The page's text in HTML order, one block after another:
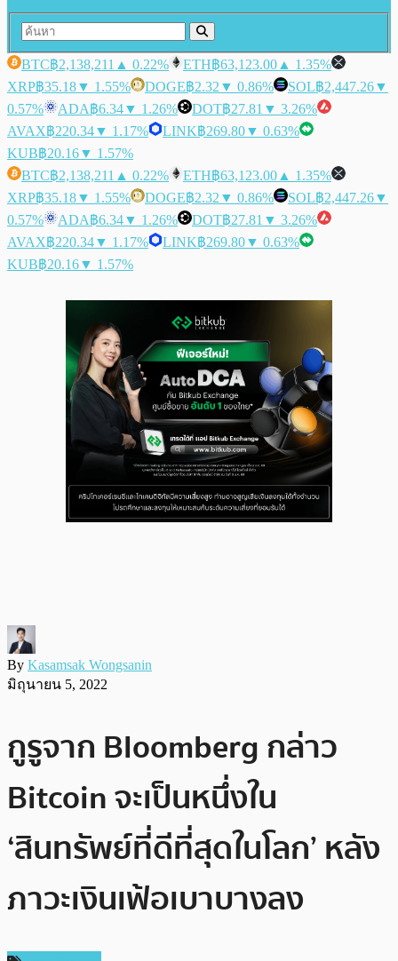
BTC฿2,138,211 ▲ 0.22% ETH฿63,123.00 ▲ 1.35%
XRP฿35.18▼ 1.55% DOGE฿2.32 ▼ 0.86% SOL฿2,447.26▼
0.57%
ADA฿6.34▼ 1.26% DOT฿27.81 ▼ 3.26%
AVAX฿220.34▼ 1.17% LINK฿269.80▼ 0.63%
KUB฿20.16▼ 1.57%
BTC฿2,138,211 ▲ 0.22% ETH฿63,123.00 ▲ 1.35%
XRP฿35.18▼ 1.55% DOGE฿2.32 ▼ 0.86% SOL฿2,447.26▼
0.57%
ADA฿6.34▼ 1.26% DOT฿27.81 ▼ 3.26%
AVAX฿220.34▼ 1.17% LINK฿269.80▼ 0.63%
KUB฿20.16▼ 1.57%
By Kasamsak Wongsanin
มิถุนายน 5, 2022
กูรูจาก Bloomberg กล่าว
Bitcoin จะเป็นหนึ่งใน
‘สินทรัพย์ที่ดีที่สุดในโลก’ หลัง
ภาวะเงินเฟ้อเบาบางลง